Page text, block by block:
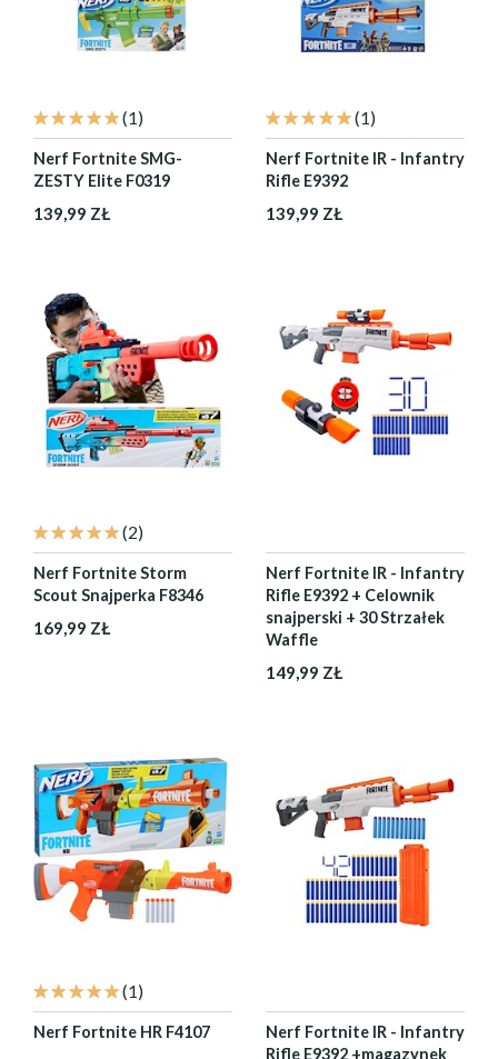
(1)
Nerf Fortnite SMG-
ZESTY Elite F0319
139,99 ZŁ
(1)
Nerf Fortnite IR - Infantry
Rifle E9392
139,99 ZŁ
(2)
Nerf Fortnite Storm
Scout Snajperka F8346
169,99 ZŁ
Nerf Fortnite IR - Infantry
Rifle E9392 + Celownik
snajperski + 30 Strzałek
Waffle
149,99 ZŁ
(1)
Nerf Fortnite HR F4107
Nerf Fortnite IR - Infantry
Rifle E9392 +magazynek